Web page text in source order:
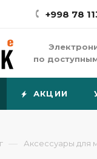
+998 78
по
АКЦИИ
— Аксессуары для